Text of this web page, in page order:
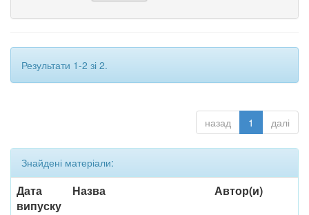
Результати 1-2 зі 2.
назад 1 далі
Знайдені матеріали:
Дата
випуску
Назва Автор(и)